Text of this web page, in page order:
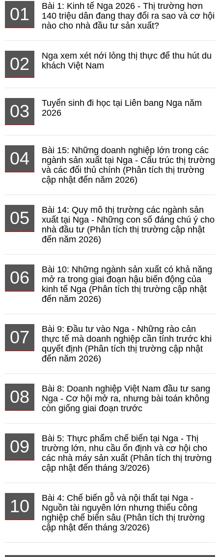
01
Bài 1: Kinh tế Nga 2026 - Thị trường hơn
140 triệu dân đang thay đổi ra sao và cơ hội
nào cho nhà đầu tư sản xuất?
02
Nga xem xét nới lỏng thị thực để thu hút du
khách Việt Nam
03
Tuyển sinh đi học tại Liên bang Nga năm
2026
04
Bài 15: Những doanh nghiệp lớn trong các
ngành sản xuất tại Nga - Cấu trúc thị trường
và các đối thủ chính (Phân tích thị trường
cập nhật đến năm 2026)
05
Bài 14: Quy mô thị trường các ngành sản
xuất tại Nga - Những con số đáng chú ý cho
nhà đầu tư (Phân tích thị trường cập nhật
đến năm 2026)
06
Bài 10: Những ngành sản xuất có khả năng
mở ra trong giai đoạn hậu biến động của
kinh tế Nga (Phân tích thị trường cập nhật
đến năm 2026)
07
Bài 9: Đầu tư vào Nga - Những rào cản
thực tế mà doanh nghiệp cần tính trước khi
quyết định (Phân tích thị trường cập nhật
đến năm 2026)
08
Bài 8: Doanh nghiệp Việt Nam đầu tư sang
Nga - Cơ hội mở ra, nhưng bài toán không
còn giống giai đoạn trước
09
Bài 5: Thực phẩm chế biến tại Nga - Thị
trường lớn, nhu cầu ổn định và cơ hội cho
các nhà máy sản xuất (Phân tích thị trường
cập nhật đến tháng 3/2026)
10
Bài 4: Chế biến gỗ và nội thất tại Nga -
Nguồn tài nguyên lớn nhưng thiếu công
nghiệp chế biến sâu (Phân tích thị trường
cập nhật đến tháng 3/2026)